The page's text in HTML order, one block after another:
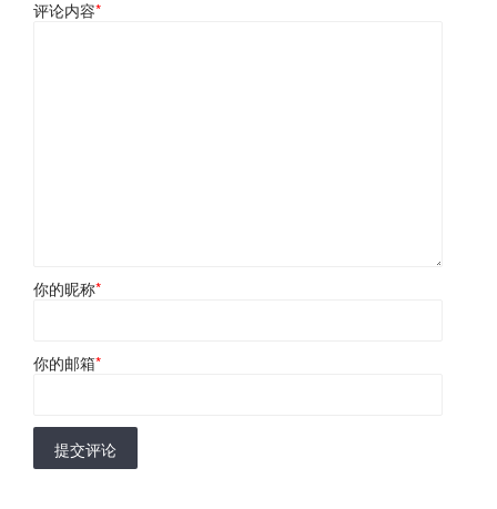
评论内容*
你的昵称*
你的邮箱*
提交评论